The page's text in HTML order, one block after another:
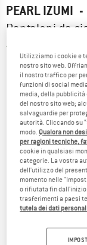
PEARL IZUMI -
Pantaloni da
Utilizziamo i cookie e
nostro sito web.
il nostro traffico per
funzioni di social
media, della
del nostro sito web;
salvaguardie per
autorità. Cliccando su
modo. Qualora non
per ragioni tecniche,
cookie in qualsiasi
categorie. La vostra
dell'utilizzo del
momento nelle
o rifiutata fin
trasferimenti a paesi
tutela dei dati